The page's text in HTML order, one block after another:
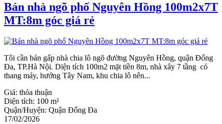
Bán nhà ngõ phố Nguyên Hồng 100m2x7T
MT:8m góc giá rẻ
Tôi cần bán gấp nhà chia lô ngõ đường Nguyên Hồng, quận Đống
Đa, TP.Hà Nội. Diện tích 100m2 mặt tiền 8m, nhà xây 7 tầng có
thang máy, hướng Tây Nam, khu chia lô nên...
Giá: thỏa thuận
Diện tích: 100 m²
Quận/Huyện: Quận Đống Đa
17/02/2026